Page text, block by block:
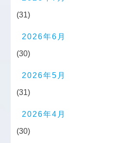
(31)
2026年6月
(30)
2026年5月
(31)
2026年4月
(30)